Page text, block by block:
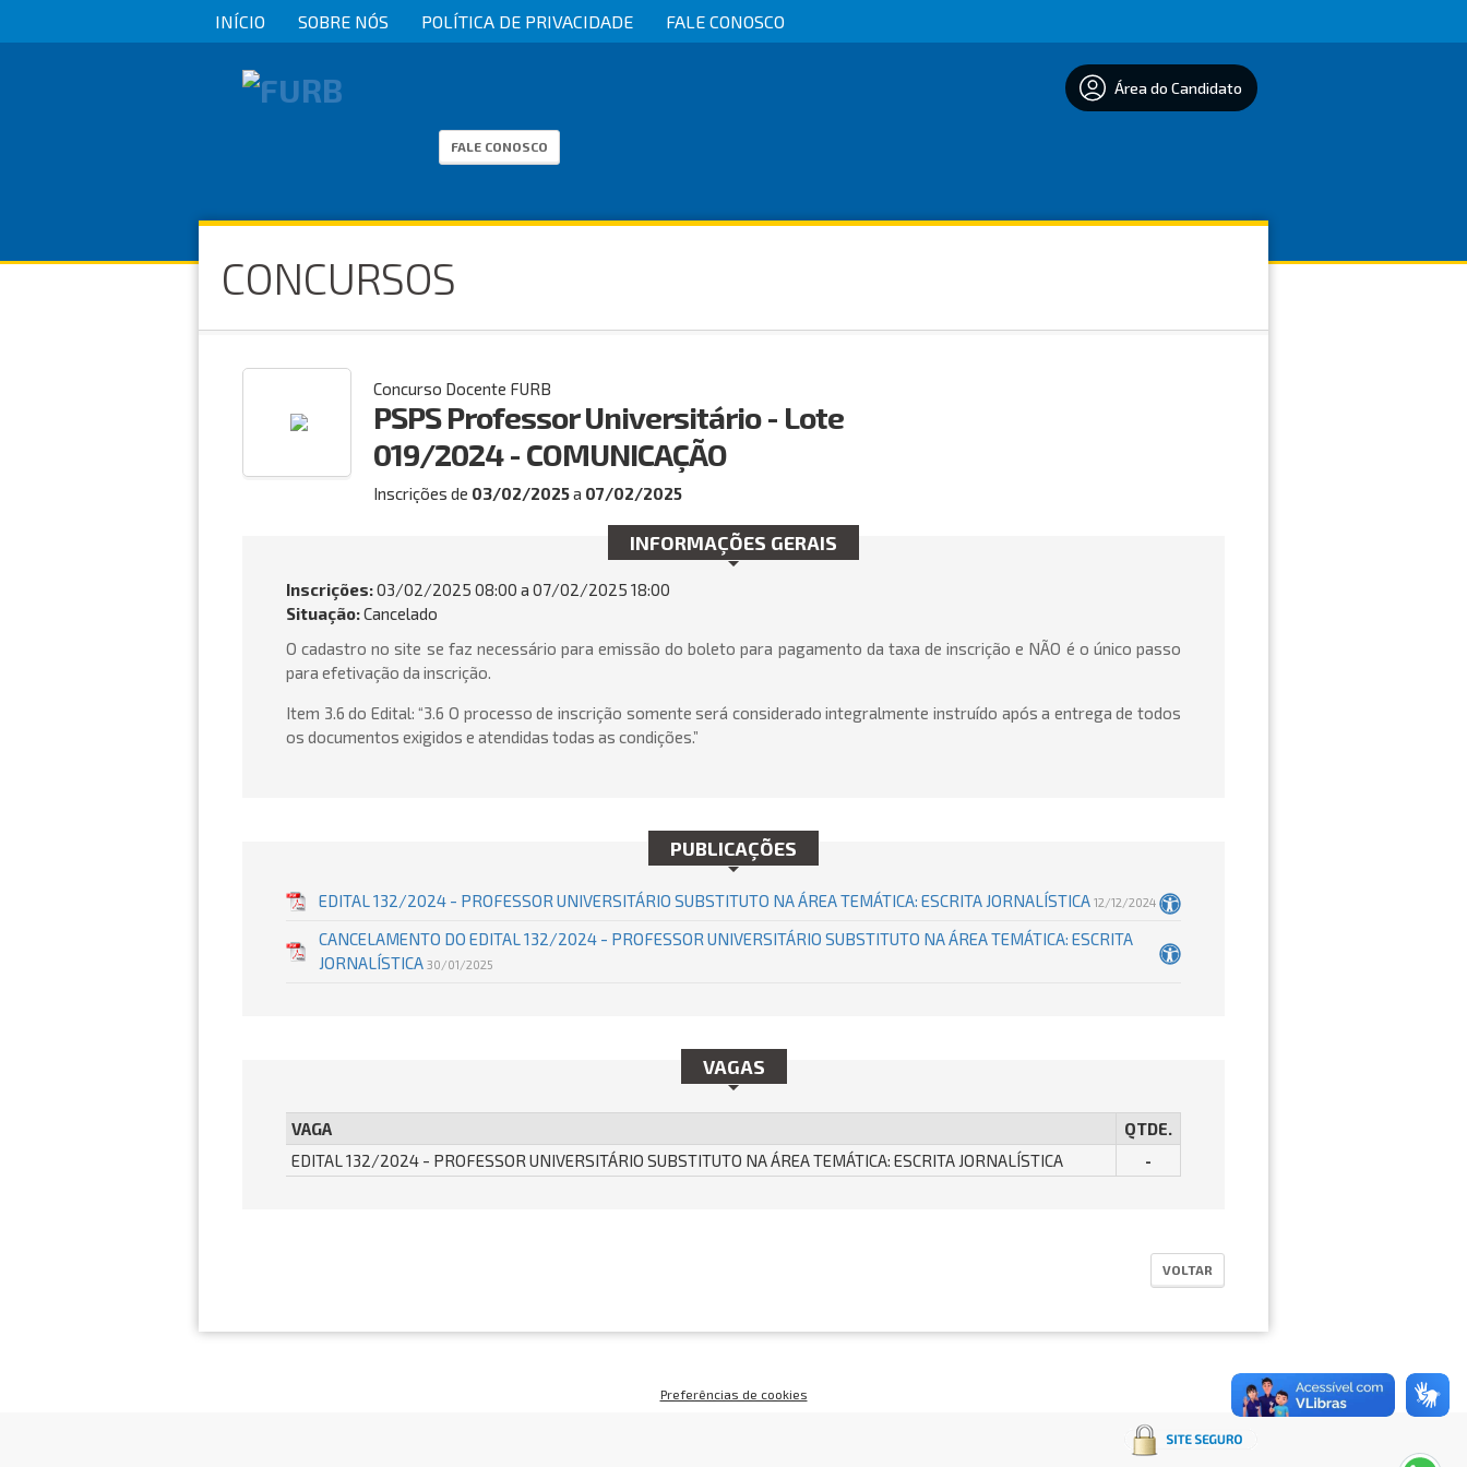
INÍCIO SOBRE NÓS POLÍTICA DE PRIVACIDADE FALE CONOSCO
FALE CONOSCO
Área do Candidato
CONCURSOS
Concurso Docente FURB
PSPS Professor Universitário - Lote
019/2024 - COMUNICAÇÃO
Inscrições de 03/02/2025a 07/02/2025
INFORMAÇÕES GERAIS
Inscrições:03/02/2025 08:00 a 07/02/2025 18:00
Situação:Cancelado
O cadastro no site se faz necessário para emissão do boleto para pagamento da taxa de inscrição e NÃO é o único passo
para efetivação da inscrição.
Item 3.6 do Edital: “3.6 O processo de inscrição somente será considerado integralmente instruído após a entrega de todos
os documentos exigidos e atendidas todas as condições.”
PUBLICAÇÕES
EDITAL 132/2024 - PROFESSOR UNIVERSITÁRIO SUBSTITUTO NA ÁREA TEMÁTICA: ESCRITA JORNALÍSTICA 12/12/2024
CANCELAMENTO DO EDITAL 132/2024 - PROFESSOR UNIVERSITÁRIO SUBSTITUTO NA ÁREA TEMÁTICA: ESCRITA
JORNALÍSTICA 30/01/2025
VAGAS
VAGA
QTDE.
EDITAL 132/2024 - PROFESSOR UNIVERSITÁRIO SUBSTITUTO NA ÁREA TEMÁTICA: ESCRITA JORNALÍSTICA
-
VOLTAR
Preferências de cookies